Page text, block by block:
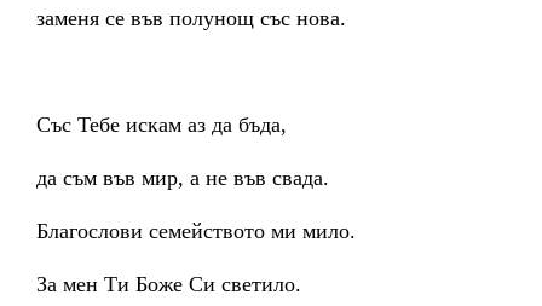
заменя се във полунощ със нова.
Със Тебе искам аз да бъда,
да съм във мир, а не във свада.
Благослови семейството ми мило.
За мен Ти Боже Си светило.